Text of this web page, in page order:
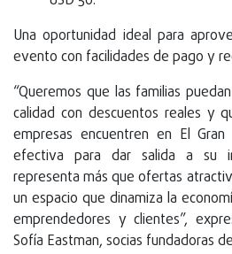
Una oportunidad ideal para
evento con facilidades de pago y
“Queremos que las familias
calidad con descuentos reales y
empresas encuentren en El
efectiva para dar salida a su
representa más que ofertas
un espacio que dinamiza la
emprendedores y clientes”,
Sofía Eastman, socias fundadoras